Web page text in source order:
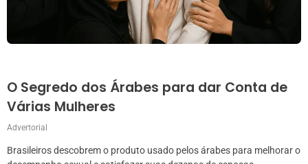
O Segredo dos Árabes para dar Conta de
Várias Mulheres
Advertorial
Brasileiros descobrem o produto usado pelos árabes para melhorar o